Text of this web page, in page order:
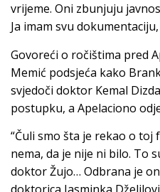
vrijeme. Oni zbunjuju
Ja imam svu
Govoreći o ročištima pred
Memić podsjeća kako
svjedoči doktor Kemal
postupku, a Apelaciono
“Čuli smo šta je rekao o toj
nema, da je nije ni bilo. To
doktor Žujo… Odbrana je